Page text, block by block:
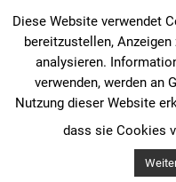
Inhalt
springen
Diese Website verwendet
bereitzustellen,
analysieren.
verwenden, werden an
Nutzung dieser Website
dass sie Cookies